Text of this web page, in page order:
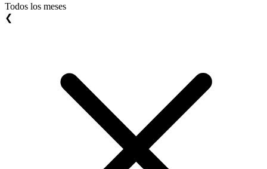
Todos los meses
❮